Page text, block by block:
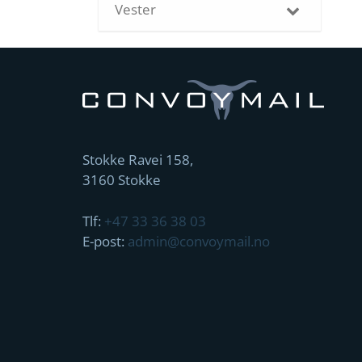
Vester
Stokke Ravei 158,
3160 Stokke
Tlf: +47 33 36 38 03
E-post: admin@convoymail.no